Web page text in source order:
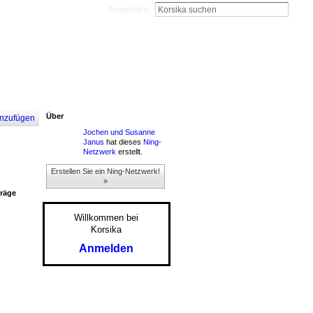
Über
Jochen und Susanne
Janus hat dieses Ning-
Netzwerk erstellt.
Erstellen Sie ein Ning-Netzwerk!
»
Willkommen bei
Korsika
Anmelden